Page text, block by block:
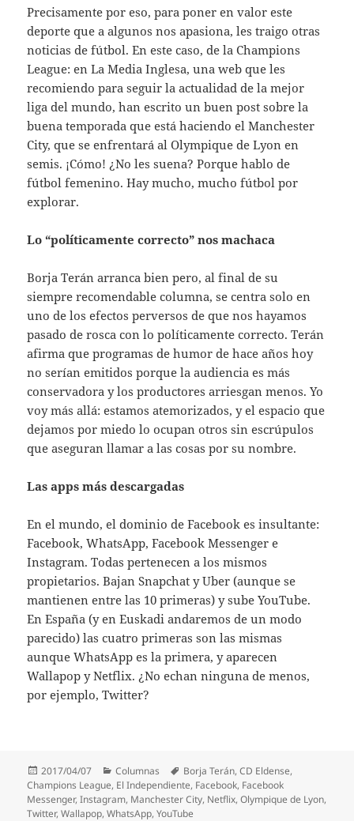
Precisamente por eso, para poner en valor este
deporte que a algunos nos apasiona, les traigo otras
noticias de fútbol. En este caso, de la Champions
League: en La Media Inglesa, una web que les
recomiendo para seguir la actualidad de la mejor
liga del mundo, han escrito un buen post sobre la
buena temporada que está haciendo el Manchester
City, que se enfrentará al Olympique de Lyon en
semis. ¡Cómo! ¿No les suena? Porque hablo de
fútbol femenino. Hay mucho, mucho fútbol por
explorar.
Lo “políticamente correcto” nos machaca
Borja Terán arranca bien pero, al final de su
siempre recomendable columna, se centra solo en
uno de los efectos perversos de que nos hayamos
pasado de rosca con lo políticamente correcto. Terán
afirma que programas de humor de hace años hoy
no serían emitidos porque la audiencia es más
conservadora y los productores arriesgan menos. Yo
voy más allá: estamos atemorizados, y el espacio que
dejamos por miedo lo ocupan otros sin escrúpulos
que aseguran llamar a las cosas por su nombre.
Las apps más descargadas
En el mundo, el dominio de Facebook es insultante:
Facebook, WhatsApp, Facebook Messenger e
Instagram. Todas pertenecen a los mismos
propietarios. Bajan Snapchat y Uber (aunque se
mantienen entre las 10 primeras) y sube YouTube.
En España (y en Euskadi andaremos de un modo
parecido) las cuatro primeras son las mismas
aunque WhatsApp es la primera, y aparecen
Wallapop y Netflix. ¿No echan ninguna de menos,
por ejemplo, Twitter?
Publicado
el
2017/04/07 Categorías
Columnas Etiquetas
Borja Terán,CD Eldense,
Champions League, El Independiente, Facebook, Facebook
Messenger,Instagram, Manchester City, Netflix,Olympique de Lyon,
Twitter,Wallapop,WhatsApp,YouTube